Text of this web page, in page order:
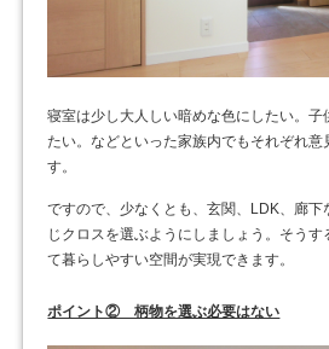
寝室は少し大人しい暗めな色にしたい。子
たい。などといった家族内でもそれぞれ意
す。
ですので、少なくとも、玄関、LDK、廊下
じクロスを選ぶようにしましょう。そう
て暮らしやすい空間が実現できます。
ポイント② 柄物を選ぶ必要はない